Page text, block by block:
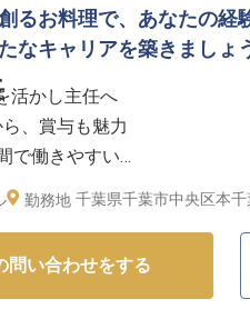
るお料理で、あなたの経
なキャリアを築きましょ
活かし主任へ
、賞与も魅力
で働きやすい
職金制度で安心
ーレ」は、お客様に心温ま
空間を提供しています。
勤務地 千葉県千葉市中央区本千
問い合わせをする